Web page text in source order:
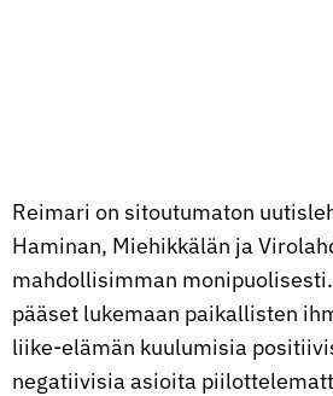
Reimari on sitoutumaton
Haminan, Miehikkälän ja
mahdollisimman
pääset lukemaan paikallisten
liike-elämän kuulumisia
negatiivisia asioita